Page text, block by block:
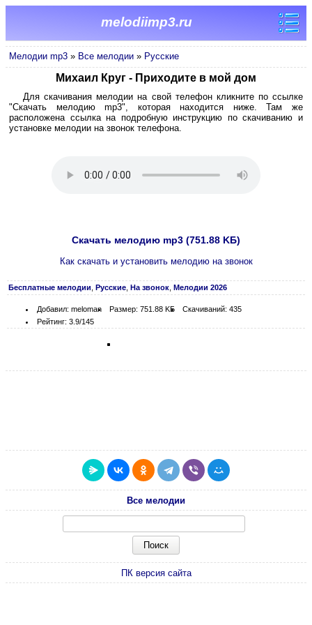
melodiimp3.ru
Мелодии mp3 » Все мелодии » Русские
Михаил Круг - Приходите в мой дом
Для скачивания мелодии на свой телефон кликните по ссылке
"Скачать мелодию mp3", которая находится ниже. Там же
расположена ссылка на подробную инструкцию по скачиванию и
установке мелодии на звонок телефона.
Скачать мелодию mp3 (751.88 KБ)
Как скачать и установить мелодию на звонок
Бесплатные мелодии Русские На звонок Мелодии 2026
Добавил: meloman Размер: 751.88 KБ
Скачиваний: 435
Рейтинг: 3.9/145
Все мелодии
ПК версия сайта